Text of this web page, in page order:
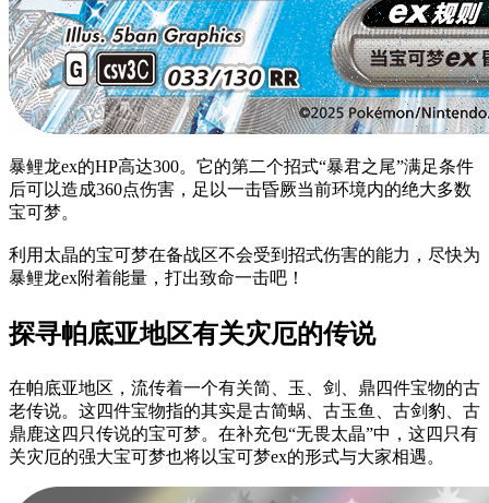
暴鲤龙ex的HP高达300。它的第二个招式“暴君之尾”满足条件
后可以造成360点伤害，足以一击昏厥当前环境内的绝大多数
宝可梦。
利用太晶的宝可梦在备战区不会受到招式伤害的能力，尽快为
暴鲤龙ex附着能量，打出致命一击吧！
探寻帕底亚地区有关灾厄的传说
在帕底亚地区，流传着一个有关简、玉、剑、鼎四件宝物的古
老传说。这四件宝物指的其实是古简蜗、古玉鱼、古剑豹、古
鼎鹿这四只传说的宝可梦。在补充包“无畏太晶”中，这四只有
关灾厄的强大宝可梦也将以宝可梦ex的形式与大家相遇。